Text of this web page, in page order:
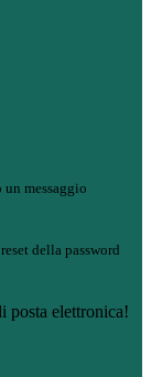
messaggio
della password
posta elettronica!